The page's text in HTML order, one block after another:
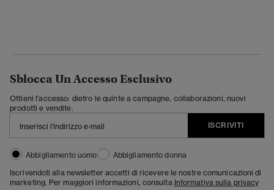
Sblocca Un Accesso Esclusivo
Ottieni l'accesso: dietro le quinte a campagne, collaborazioni, nuovi
prodotti e vendite.
ISCRIVITI
Abbigliamento uomo
Abbigliamento donna
Iscrivendoti alla newsletter accetti di ricevere le nostre comunicazioni di
marketing. Per maggiori informazioni, consulta Informativa sulla privacy